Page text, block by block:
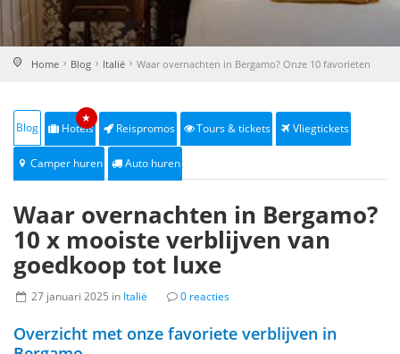
Home Blog Italië Waar overnachten in Bergamo? Onze 10 favorieten
Blog Hotels
★
Reispromos Tours & tickets Vliegtickets
Camper huren Auto huren
Waar overnachten in Bergamo?
10 x mooiste verblijven van
goedkoop tot luxe
27 januari 2025 in Italië 0 reacties
Overzicht met onze favoriete verblijven in